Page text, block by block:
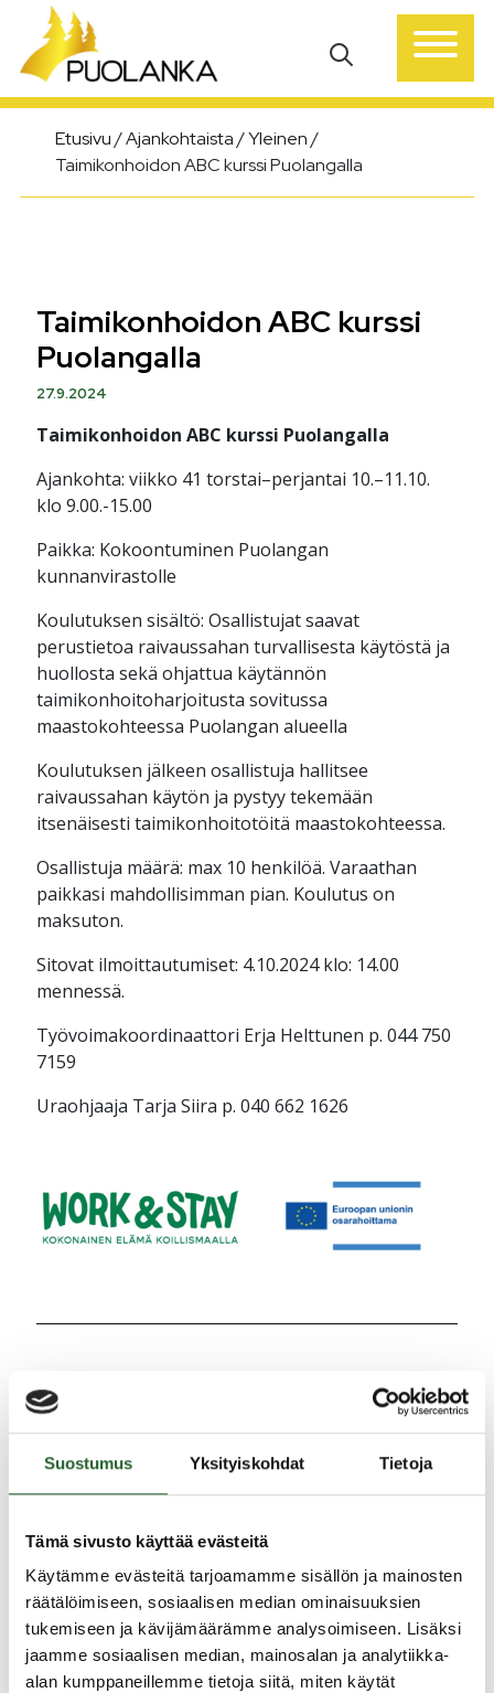
Suostumus Yksityiskohdat Tietoja
Tämä sivusto käyttää evästeitä
Käytämme evästeitä tarjoamamme sisällön ja mainosten
räätälöimiseen, sosiaalisen median ominaisuuksien
tukemiseen ja kävijämäärämme analysoimiseen. Lisäksi
jaamme sosiaalisen median, mainosalan ja analytiikka-
alan kumppaneillemme tietoja siitä, miten käytät
Päävalikko
Etusivu/Ajankohtaista/Yleinen/
Taimikonhoidon ABC kurssi Puolangalla
Taimikonhoidon ABC kurssi
Puolangalla
27.9.2024
Taimikonhoidon ABC kurssi Puolangalla
Ajankohta: viikko 41 torstai–perjantai 10.–11.10.
klo 9.00.-15.00
Paikka: Kokoontuminen Puolangan
kunnanvirastolle
Koulutuksen sisältö: Osallistujat saavat
perustietoa raivaussahan turvallisesta käytöstä ja
huollosta sekä ohjattua käytännön
taimikonhoitoharjoitusta sovitussa
maastokohteessa Puolangan alueella
Koulutuksen jälkeen osallistuja hallitsee
raivaussahan käytön ja pystyy tekemään
itsenäisesti taimikonhoitotöitä maastokohteessa.
Osallistuja määrä: max 10 henkilöä. Varaathan
paikkasi mahdollisimman pian. Koulutus on
maksuton.
Sitovat ilmoittautumiset: 4.10.2024 klo: 14.00
mennessä.
Työvoimakoordinaattori Erja Helttunen p. 044 750
7159
Uraohjaaja Tarja Siira p. 040 662 1626
Jaa uutinen
5.8.2026
Monitoimitalon kirjasto menee kiinni
perjantaina klo 12.00
3.8.2026
Henkilömuutoksia maaseutuhallinnossa